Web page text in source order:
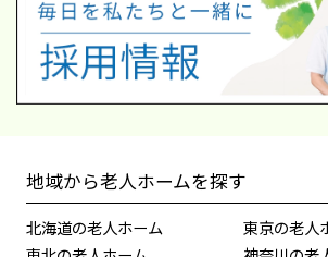
地域から老人ホームを探す
北海道の老人ホーム
東京の老人